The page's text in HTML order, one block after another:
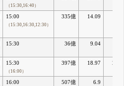
（15:30,16:40）
15:00
（15:30,16:30,12:30）
335億 14.09
15:30 36億 9.04
15:30
（16:00）
397億 18.97
16:00 507億 6.9